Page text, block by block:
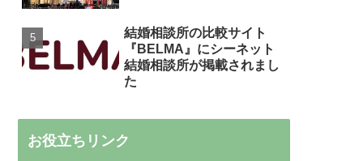
結婚相談所の比較サイト
『BELMA』にシーネット
結婚相談所が掲載されまし
た
お役立ちリンク